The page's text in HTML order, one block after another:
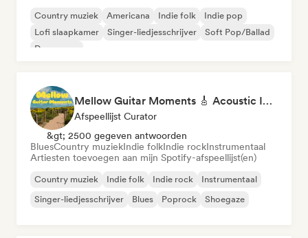
Country muziek Americana Indie folk
Indie pop
Lofi slaapkamer
Singer-liedjesschrijver
Soft Pop/Ballad
Droompop
Mellow Guitar Moments 🎸 Acoustic Indie Folk & Singer-Songwriter
Afspeellijst Curator
&gt; 2500 gegeven antwoorden
BluesCountry muziekIndie folkIndie rockInstrumentaal
Artiesten toevoegen aan mijn Spotify-afspeellijst(en)
Country muziek Indie folk Indie rock
Instrumentaal
Singer-liedjesschrijver
Blues Poprock Shoegaze